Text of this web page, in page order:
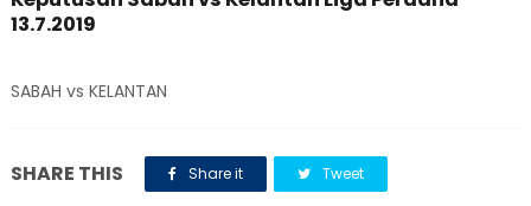
13.7.2019
SABAH vs KELANTAN
SHARE THIS Share it Tweet